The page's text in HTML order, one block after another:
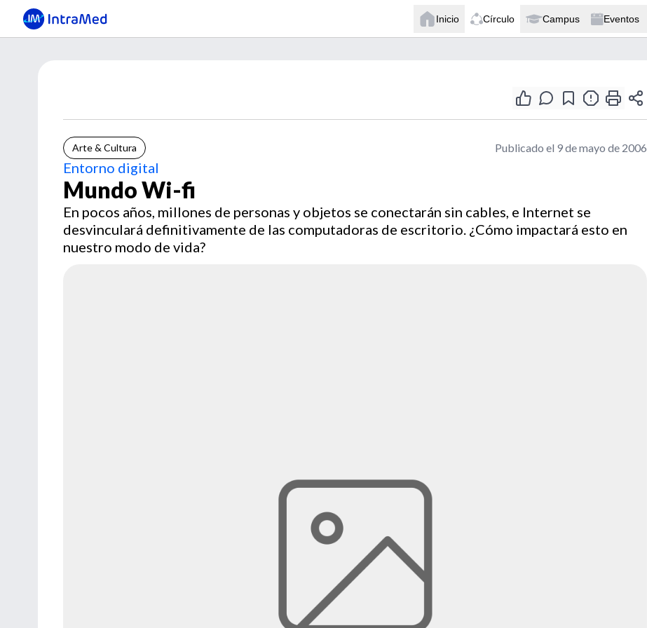
Inicio Círculo Campus Eventos
Arte & Cultura Publicado el 9 de mayo de 2006
Entorno digital
Mundo Wi-fi
En pocos años, millones de personas y objetos se conectarán sin cables, e Internet se
desvinculará definitivamente de las computadoras de escritorio. ¿Cómo impactará esto en
nuestro modo de vida?